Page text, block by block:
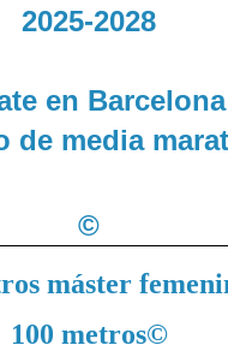
2025-2028
en
de media
©
máster
100 metros©